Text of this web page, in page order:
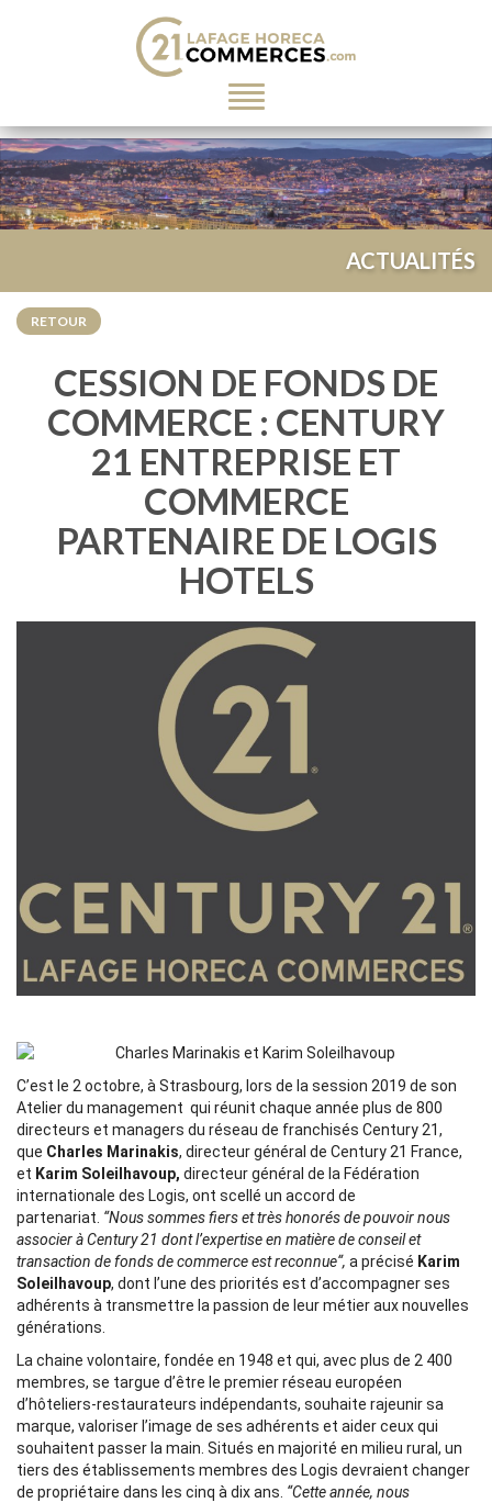
Toggle
navigation
ACTUALITÉS
RETOUR
CESSION DE FONDS DE
COMMERCE : CENTURY
21 ENTREPRISE ET
COMMERCE
PARTENAIRE DE LOGIS
HOTELS
C’est le 2 octobre, à Strasbourg, lors de la session 2019 de son
Atelier du management qui réunit chaque année plus de 800
directeurs et managers du réseau de franchisés Century 21,
que Charles Marinakis, directeur général de Century 21 France,
et Karim Soleilhavoup, directeur général de la Fédération
internationale des Logis, ont scellé un accord de
partenariat. “Nous sommes fiers et très honorés de pouvoir nous
associer à Century 21 dont l’expertise en matière de conseil et
transaction de fonds de commerce est reconnue“, a précisé Karim
Soleilhavoup, dont l’une des priorités est d’accompagner ses
adhérents à transmettre la passion de leur métier aux nouvelles
générations.
La chaine volontaire, fondée en 1948 et qui, avec plus de 2 400
membres, se targue d’être le premier réseau européen
d’hôteliers-restaurateurs indépendants, souhaite rajeunir sa
marque, valoriser l’image de ses adhérents et aider ceux qui
souhaitent passer la main. Situés en majorité en milieu rural, un
tiers des établissements membres des Logis devraient changer
de propriétaire dans les cinq à dix ans. “Cette année, nous